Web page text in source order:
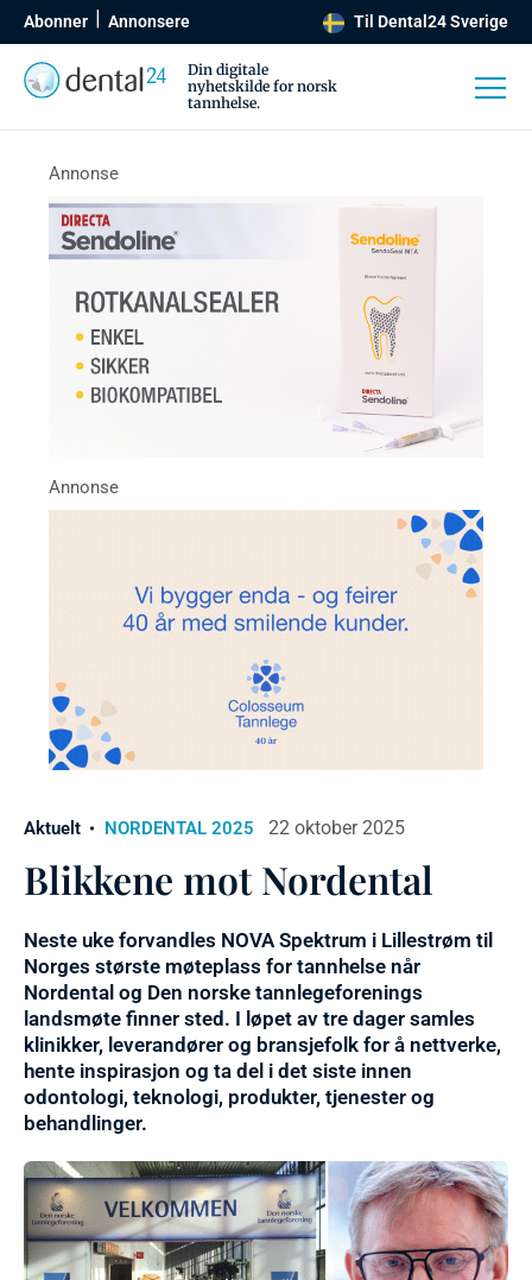
Abonner Annonsere Til Dental24 Sverige
Din digitale
nyhetskilde for norsk
tannhelse.
Aktuelt NORDENTAL 2025 22 oktober 2025
Blikkene mot Nordental
Neste uke forvandles NOVA Spektrum i Lillestrøm til
Norges største møteplass for tannhelse når
Nordental og Den norske tannlegeforenings
landsmøte finner sted. I løpet av tre dager samles
klinikker, leverandører og bransjefolk for å nettverke,
hente inspirasjon og ta del i det siste innen
odontologi, teknologi, produkter, tjenester og
behandlinger.